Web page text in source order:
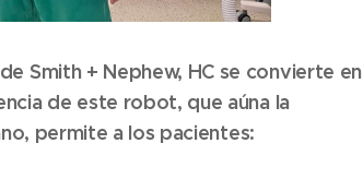
Smith + Nephew, HC se convierte en
de este robot, que aúna la
permite a los pacientes: